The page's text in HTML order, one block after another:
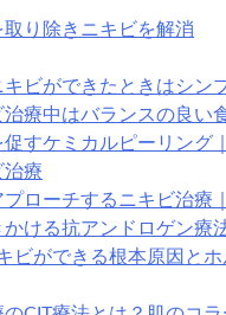
り除きニキビを解消
ビができたときはシン
療中はバランスの良い
促すケミカルピーリング
治療
ローチするニキビ治療
ける抗アンドロゲン療
ビができる根本原因と